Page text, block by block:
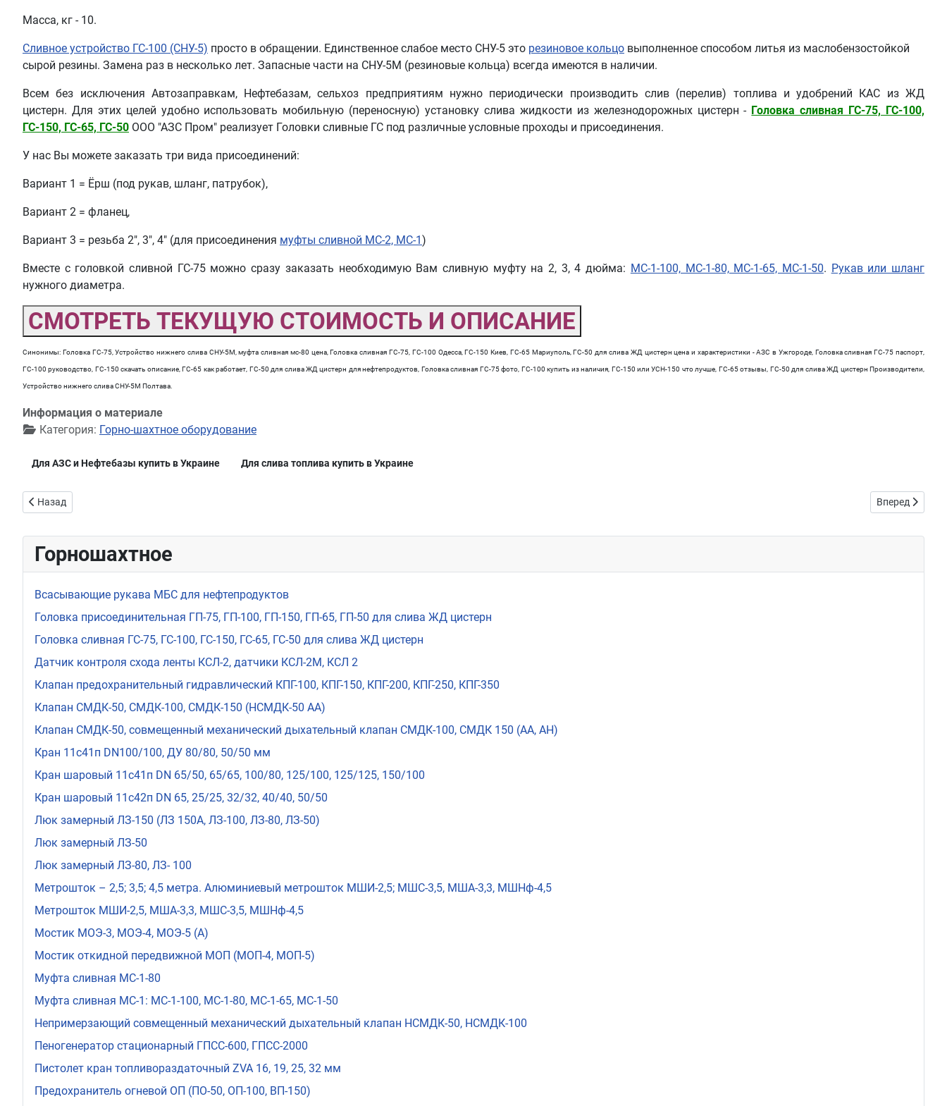
Горношахтное
Всасывающие рукава МБС для нефтепродуктов
Головка присоединительная ГП-75, ГП-100, ГП-150, ГП-65, ГП-50 для слива ЖД цистерн
Головка сливная ГС-75, ГС-100, ГС-150, ГС-65, ГС-50 для слива ЖД цистерн
Датчик контроля схода ленты КСЛ-2, датчики КСЛ-2М, КСЛ 2
Клапан предохранительный гидравлический КПГ-100, КПГ-150, КПГ-200, КПГ-250, КПГ-350
Клапан СМДК-50, СМДК-100, СМДК-150 (НСМДК-50 АА)
Клапан СМДК-50, совмещенный механический дыхательный клапан СМДК-100, СМДК 150 (АА, АН)
Кран 11с41п DN100/100, ДУ 80/80, 50/50 мм
Кран шаровый 11с41п DN 65/50, 65/65, 100/80, 125/100, 125/125, 150/100
Кран шаровый 11с42п DN 65, 25/25, 32/32, 40/40, 50/50
Люк замерный ЛЗ-150 (ЛЗ 150А, ЛЗ-100, ЛЗ-80, ЛЗ-50)
Люк замерный ЛЗ-50
Люк замерный ЛЗ-80, ЛЗ- 100
Метрошток – 2,5; 3,5; 4,5 метра. Алюминиевый метрошток МШИ-2,5; МШС-3,5, МША-3,3, МШНф-4,5
Метрошток МШИ-2,5, МША-3,3, МШС-3,5, МШНф-4,5
Мостик МОЭ-3, МОЭ-4, МОЭ-5 (А)
Мостик откидной передвижной МОП (МОП-4, МОП-5)
Муфта сливная МС-1-80
Муфта сливная МС-1: МС-1-100, МС-1-80, МС-1-65, МС-1-50
Непримерзающий совмещенный механический дыхательный клапан НСМДК-50, НСМДК-100
Пеногенератор стационарный ГПСС-600, ГПСС-2000
Пистолет кран топливораздаточный ZVA 16, 19, 25, 32 мм
Предохранитель огневой ОП (ПО-50, ОП-100, ВП-150)
Масса, кг - 10.
Сливное устройство ГС-100 (СНУ-5) просто в обращении. Единственное слабое место СНУ-5 это резиновое кольцо выполненное способом литья из маслобензостойкой
сырой резины. Замена раз в несколько лет. Запасные части на СНУ-5М (резиновые кольца) всегда имеются в наличии.
Всем без исключения Автозаправкам, Нефтебазам, сельхоз предприятиям нужно периодически производить слив (перелив) топлива и удобрений КАС из ЖД
цистерн. Для этих целей удобно использовать мобильную (переносную) установку слива жидкости из железнодорожных цистерн - Головка сливная ГС-75, ГС-100,
ГС-150, ГС-65, ГС-50 ООО "АЗС Пром" реализует Головки сливные ГС под различные условные проходы и присоединения.
У нас Вы можете заказать три вида присоединений:
Вариант 1 = Ёрш (под рукав, шланг, патрубок),
Вариант 2 = фланец,
Вариант 3 = резьба 2", 3", 4" (для присоединения муфты сливной МС-2, МС-1 )
Вместе с головкой сливной ГС-75 можно сразу заказать необходимую Вам сливную муфту на 2, 3, 4 дюйма: МС-1-100, МС-1-80, МС-1-65, МС-1-50. Рукав или шланг
нужного диаметра.
СМОТРЕТЬ ТЕКУЩУЮ СТОИМОСТЬ И ОПИСАНИЕ
Синонимы: Головка ГС-75, Устройство нижнего слива СНУ-5М, муфта сливная мс-80 цена, Головка сливная ГС-75, ГС-100 Одесса, ГС-150 Киев, ГС-65 Мариуполь, ГС-50 для слива ЖД цистерн цена и характеристики - АЗС в Ужгороде, Головка сливная ГС-75 паспорт,
ГС-100 руководство, ГС-150 скачать описание, ГС-65 как работает, ГС-50 для слива ЖД цистерн для нефтепродуктов, Головка сливная ГС-75 фото, ГС-100 купить из наличия, ГС-150 или УСН-150 что лучше, ГС-65 отзывы, ГС-50 для слива ЖД цистерн Производители,
Устройство нижнего слива СНУ-5М Полтава.
Информация о материале
Категория: Горно-шахтное оборудование
Для АЗС и Нефтебазы купить в Украине Для слива топлива купить в Украине
Предыдущий: Газовое реле защиты трансформаторов РЗТ-80-1-1 УХЛ1
Назад Следующий:
Вперед